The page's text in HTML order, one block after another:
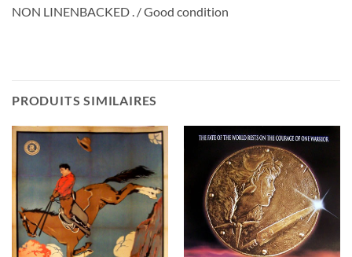
NON LINENBACKED . / Good condition
PRODUITS SIMILAIRES